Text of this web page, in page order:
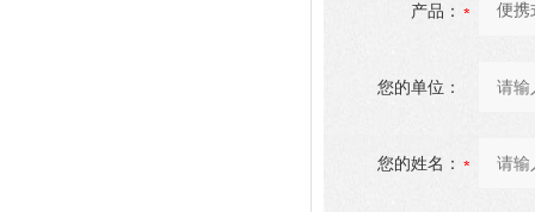
产品：
您的单位：
您的姓名：